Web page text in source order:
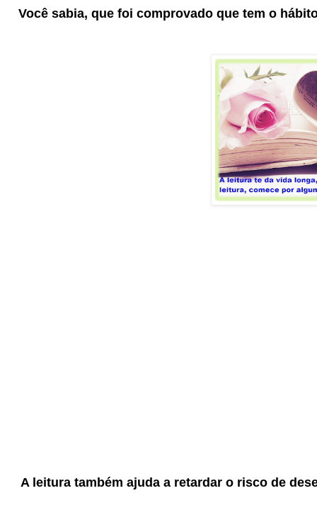
Você sabia, que foi comprovado que tem o
A leitura também ajuda a retardar o risco de